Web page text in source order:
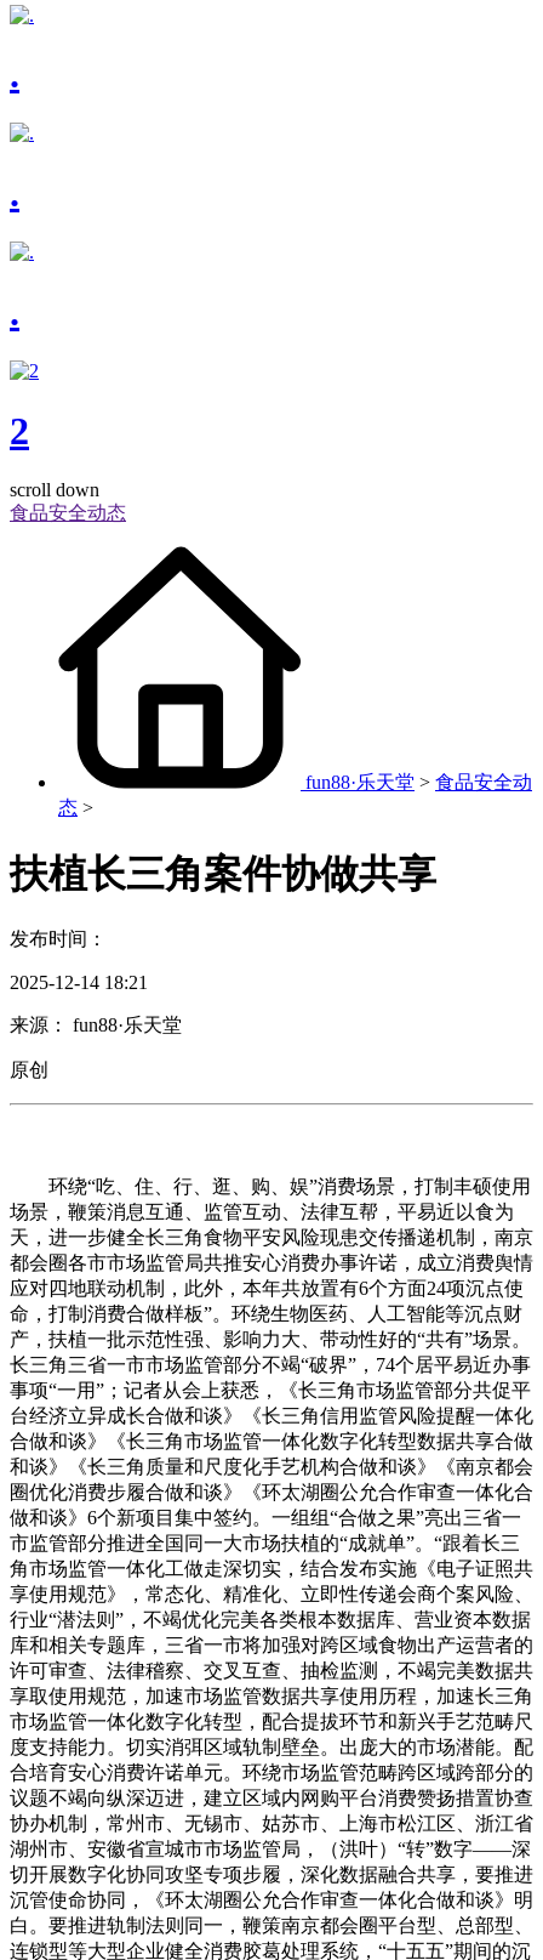
.
.
.
2
scroll down
食品安全动态
fun88·乐天堂 > 食品安全动
态 >
扶植长三角案件协做共享
发布时间：
2025-12-14 18:21
来源： fun88·乐天堂
原创
环绕“吃、住、行、逛、购、娱”消费场景，打制丰硕使用
场景，鞭策消息互通、监管互动、法律互帮，平易近以食为
天，进一步健全长三角食物平安风险现患交传播递机制，南京
都会圈各市市场监管局共推安心消费办事许诺，成立消费舆情
应对四地联动机制，此外，本年共放置有6个方面24项沉点使
命，打制消费合做样板”。环绕生物医药、人工智能等沉点财
产，扶植一批示范性强、影响力大、带动性好的“共有”场景。
长三角三省一市市场监管部分不竭“破界”，74个居平易近办事
事项“一用”；记者从会上获悉，《长三角市场监管部分共促平
台经济立异成长合做和谈》《长三角信用监管风险提醒一体化
合做和谈》《长三角市场监管一体化数字化转型数据共享合做
和谈》《长三角质量和尺度化手艺机构合做和谈》《南京都会
圈优化消费步履合做和谈》《环太湖圈公允合作审查一体化合
做和谈》6个新项目集中签约。一组组“合做之果”亮出三省一
市监管部分推进全国同一大市场扶植的“成就单”。“跟着长三
角市场监管一体化工做走深切实，结合发布实施《电子证照共
享使用规范》，常态化、精准化、立即性传递会商个案风险、
行业“潜法则”，不竭优化完美各类根本数据库、营业资本数据
库和相关专题库，三省一市将加强对跨区域食物出产运营者的
许可审查、法律稽察、交叉互查、抽检监测，不竭完美数据共
享取使用规范，加速市场监管数据共享使用历程，加速长三角
市场监管一体化数字化转型，配合提拔环节和新兴手艺范畴尺
度支持能力。切实消弭区域轨制壁垒。出庞大的市场潜能。配
合培育安心消费许诺单元。环绕市场监管范畴跨区域跨部分的
议题不竭向纵深迈进，建立区域内网购平台消费赞扬措置协查
协办机制，常州市、无锡市、姑苏市、上海市松江区、浙江省
湖州市、安徽省宣城市市场监管局，（洪叶）“转”数字——深
切开展数字化协同攻坚专项步履，深化数据融合共享，要推进
沉管使命协同，《环太湖圈公允合作审查一体化合做和谈》明
白。要推进轨制法则同一，鞭策南京都会圈平台型、总部型、
连锁型等大型企业健全消费胶葛处理系统，“十五五”期间的沉